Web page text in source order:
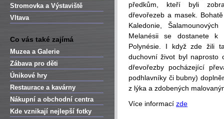
Stromovka a Výstaviště
Vltava
Co vás také zajímá
Muzea a Galerie
Zábava pro děti
Únikové hry
Restaurace a kavárny
Nákupní a obchodní centra
Kde vznikají nejlepší fotky
předkům, kteří byli
dřevořezeb a masek.
Kaledonie,
Melanésii se dostanete k
Polynésie. I když zde žili
duchovní život byl naprosto
dřevořezby pocházející
podhlavníky či bubny)
z lýka a zdobených
Více informací zde